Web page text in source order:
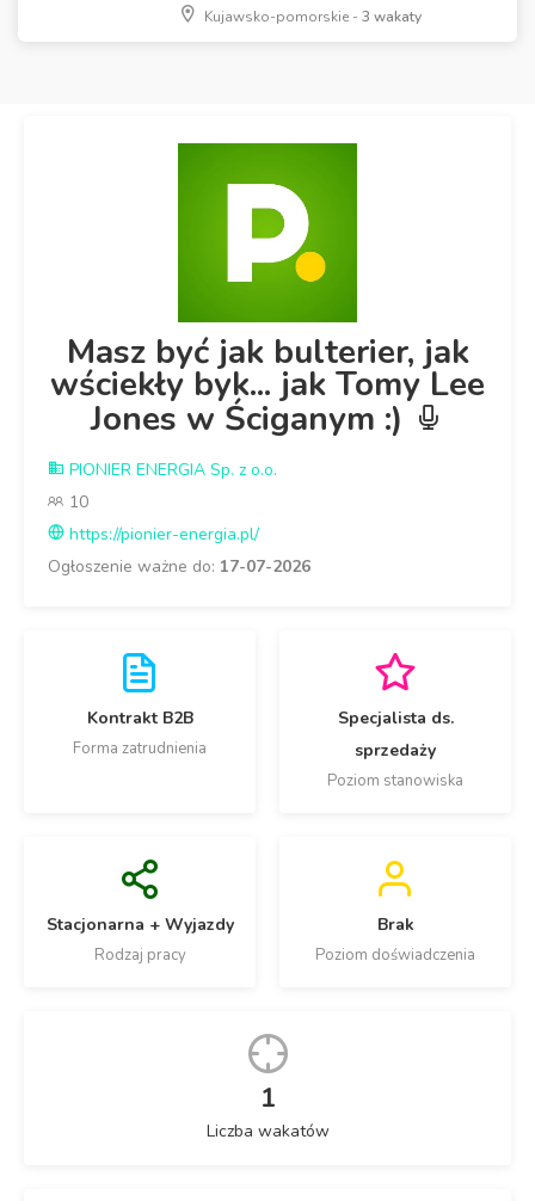
Kujawsko-pomorskie -3 wakaty
Masz być jak bulterier, jak
wściekły byk... jak Tomy Lee
Jones w Ściganym :)
PIONIER ENERGIA Sp. z o.o.
10
https://pionier-energia.pl/
Ogłoszenie ważne do: 17-07-2026
Kontrakt B2B
Forma zatrudnienia
Specjalista ds.
sprzedaży
Poziom stanowiska
Stacjonarna + Wyjazdy
Rodzaj pracy
Brak
Poziom doświadczenia
1
Liczba wakatów